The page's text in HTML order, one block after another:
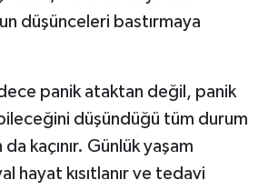
düşünceleri bastırmaya
panik ataktan değil, panik
düşündüğü tüm durum
kaçınır. Günlük yaşam
hayat kısıtlanır ve tedavi